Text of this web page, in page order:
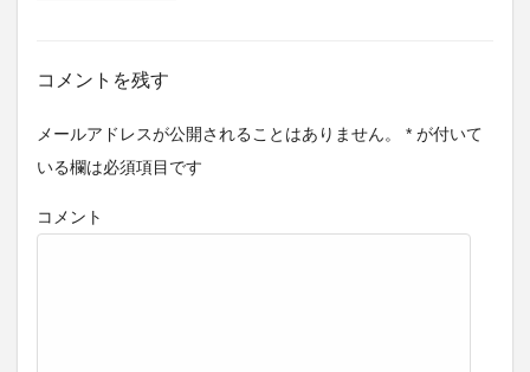
コメントを残す
メールアドレスが公開されることはありません。 * が付いて
いる欄は必須項目です
コメント